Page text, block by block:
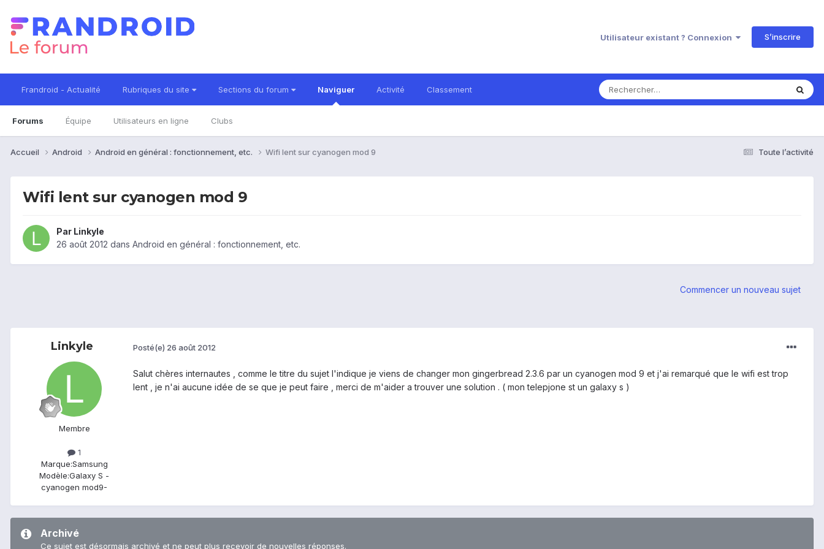
Utilisateur existant ? Connexion S’inscrire
Frandroid - Actualité Rubriques du site Sections du forum Naviguer
Forums Équipe Utilisateurs en ligne Clubs
Activité Classement
Toute l’activité
Accueil Android Android en général : fonctionnement, etc. Wifi lent sur cyanogen mod 9
Wifi lent sur cyanogen mod 9
Par Linkyle
26 août 2012 dans Android en général : fonctionnement, etc.
Commencer un nouveau sujet
Linkyle
Membre
1
Marque:Samsung
Modèle:Galaxy S -
cyanogen mod9-
Posté(e) 26 août 2012
Salut chères internautes , comme le titre du sujet l'indique je viens de changer mon gingerbread 2.3.6 par un cyanogen mod 9 et j'ai remarqué que le wifi est trop
lent , je n'ai aucune idée de se que je peut faire , merci de m'aider a trouver une solution . ( mon telepjone st un galaxy s )
Archivé
Ce sujet est désormais archivé et ne peut plus recevoir de nouvelles réponses.